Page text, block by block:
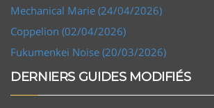
Mechanical Marie (24/04/2026)
Coppelion (02/04/2026)
Fukumenkei Noise (20/03/2026)
DERNIERS GUIDES MODIFIÉS